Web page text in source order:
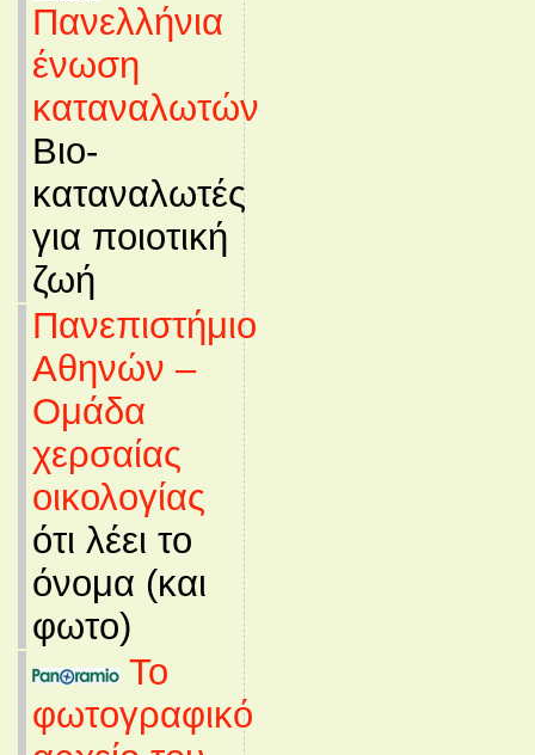
Πανελλήνια
ένωση
καταναλωτών
Βιο-
καταναλωτές
για ποιοτική
ζωή
Πανεπιστήμιο
Αθηνών –
Ομάδα
χερσαίας
οικολογίας
ότι λέει το
όνομα (και
φωτο)
Το
φωτογραφικό